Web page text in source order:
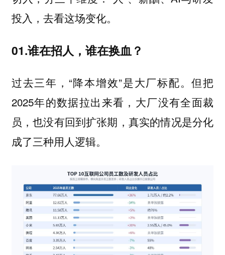
投入，去看这场变化。
01.谁在招人，谁在换血？
过去三年，“降本增效”是大厂标配。但把
2025年的数据拉出来看，大厂没有全面裁
员，也没有回到扩张期，真实的情况是分化
成了三种用人逻辑。